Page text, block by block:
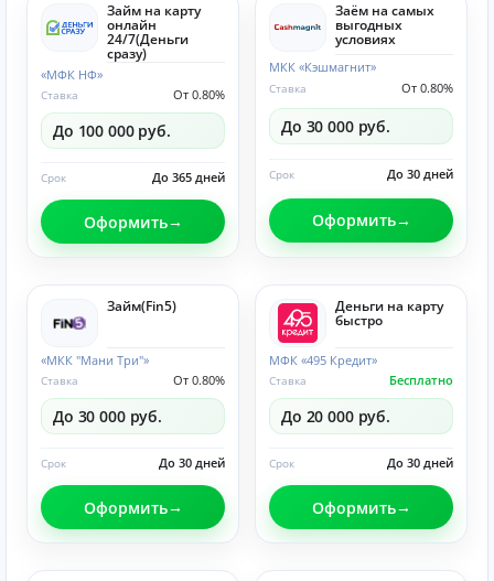
Займ на карту
онлайн
24/7(Деньги
сразу)
«МФК НФ»
От 0.80%
Ставка
До 100 000 руб.
До 365 дней
Срок
Оформить
Заём на самых
выгодных
условиях
МКК «Кэшмагнит»
От 0.80%
Ставка
До 30 000 руб.
До 30 дней
Срок
Оформить
Займ(Fin5)
«МКК "Мани Три"»
От 0.80%
Ставка
До 30 000 руб.
До 30 дней
Срок
Оформить
Деньги на карту
быстро
МФК «495 Кредит»
Бесплатно
Ставка
До 20 000 руб.
До 30 дней
Срок
Оформить